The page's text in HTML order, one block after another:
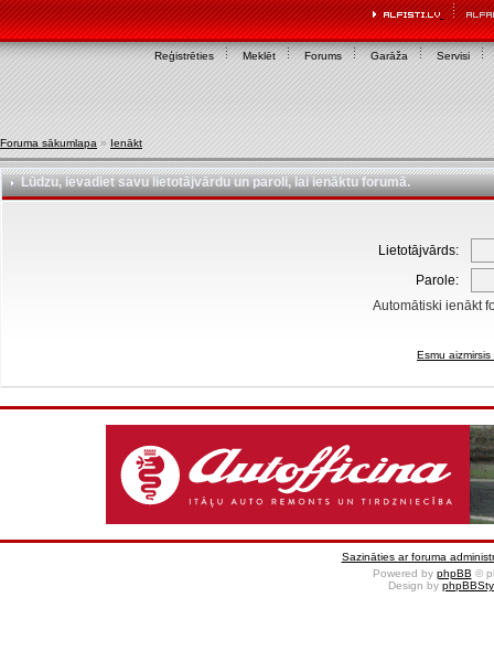
Reģistrēties Meklēt Forums Garāža Servisi
Foruma sākumlapa » Ienākt
Lūdzu, ievadiet savu lietotājvārdu un paroli, lai ienāktu forumā.
Lietotājvārds:
Parole:
Automātiski ienākt
Esmu
Sazināties ar foruma
Powered by phpBB ©
Design by